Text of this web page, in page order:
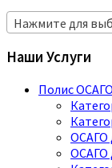
Нажмите для
Наши Услуги
Полис ОСАГО
ОСАГО
ОСАГО